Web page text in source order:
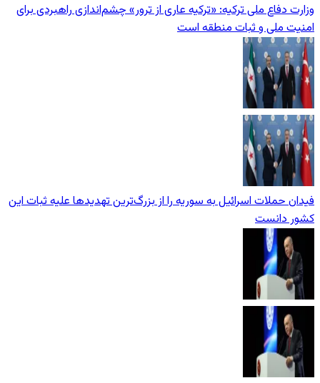
وزارت دفاع ملی ترکیه: «ترکیه عاری از ترور» چشم‌اندازی راهبردی برای
امنیت ملی و ثبات منطقه است
فیدان حملات اسرائیل به سوریه را از بزرگ‌ترین تهدیدها علیه ثبات این
کشور دانست